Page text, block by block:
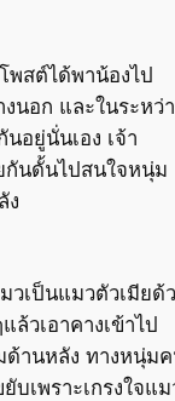
พสต์ได้พาน้องไป
นอก และในระหว่
อยู่นั่นเอง เจ้า
กันดั้นไปสนใจหนุ่ม
ง
วเป็นแมวตัวเมียด้
ล้วเอาคางเข้าไป
ด้านหลัง ทางหนุ่ม
บเพราะเกรงใจแม